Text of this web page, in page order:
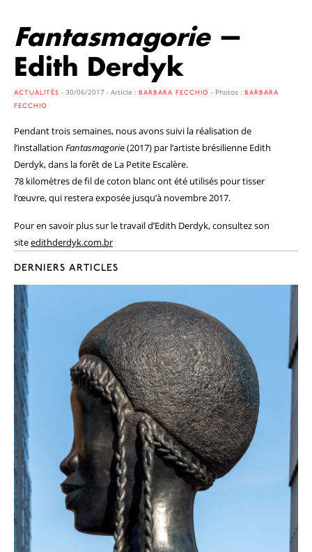
Fantasmagorie—
Edith Derdyk
ACTUALITÉS - 30/06/2017 - Article : BARBARA FECCHIO - Photos : BARBARA
FECCHIO
Pendant trois semaines, nous avons suivi la réalisation de
l’installation Fantasmagorie (2017) par l’artiste brésilienne Edith
Derdyk, dans la forêt de La Petite Escalère.
78 kilomètres de fil de coton blanc ont été utilisés pour tisser
l’œuvre, qui restera exposée jusqu’à novembre 2017.
Pour en savoir plus sur le travail d’Edith Derdyk, consultez son
siteedithderdyk.com.br
DERNIERS ARTICLES